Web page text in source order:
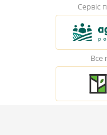
Сервіс
Все